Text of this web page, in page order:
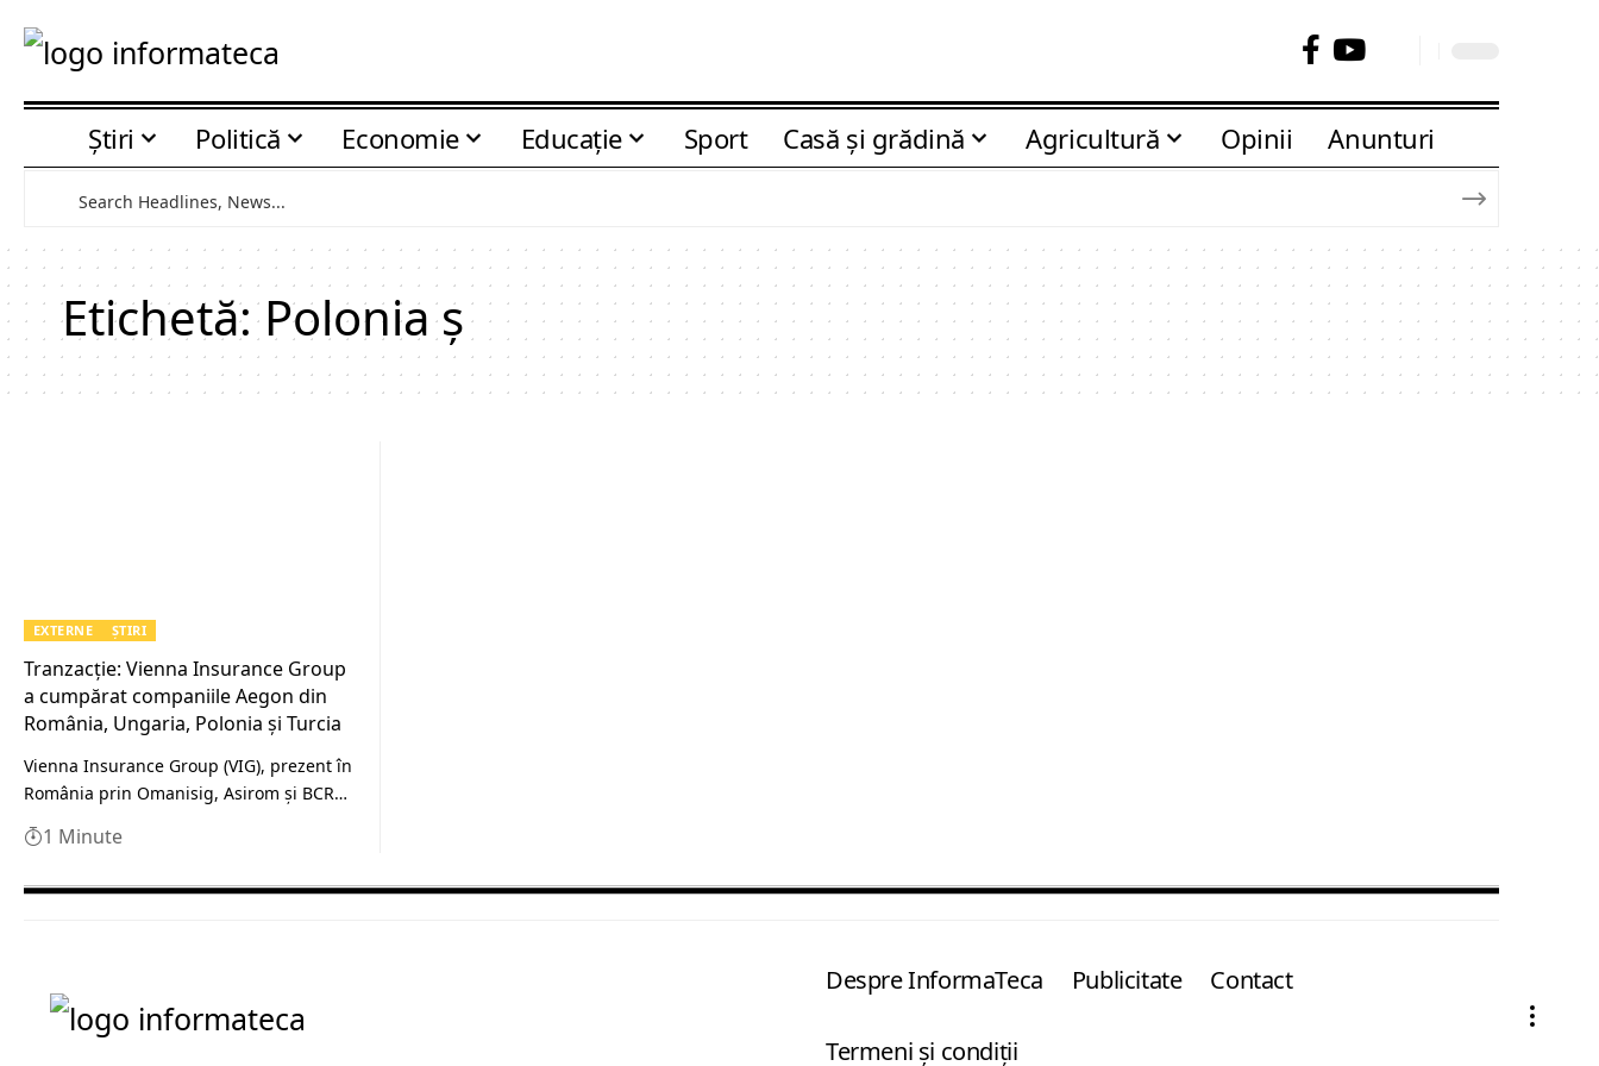
Știri Politică Economie Educaţie Sport Casă şi grădină Agricultură Opinii Anunturi
Etichetă:Polonia ş
EXTERNE ȘTIRI
Tranzacție: Vienna Insurance Group
a cumpărat companiile Aegon din
România, Ungaria, Polonia şi Turcia
Vienna Insurance Group (VIG), prezent în
România prin Omanisig, Asirom şi BCR…
1 Minute
Despre InformaTeca Publicitate Contact
Termeni şi condiţii